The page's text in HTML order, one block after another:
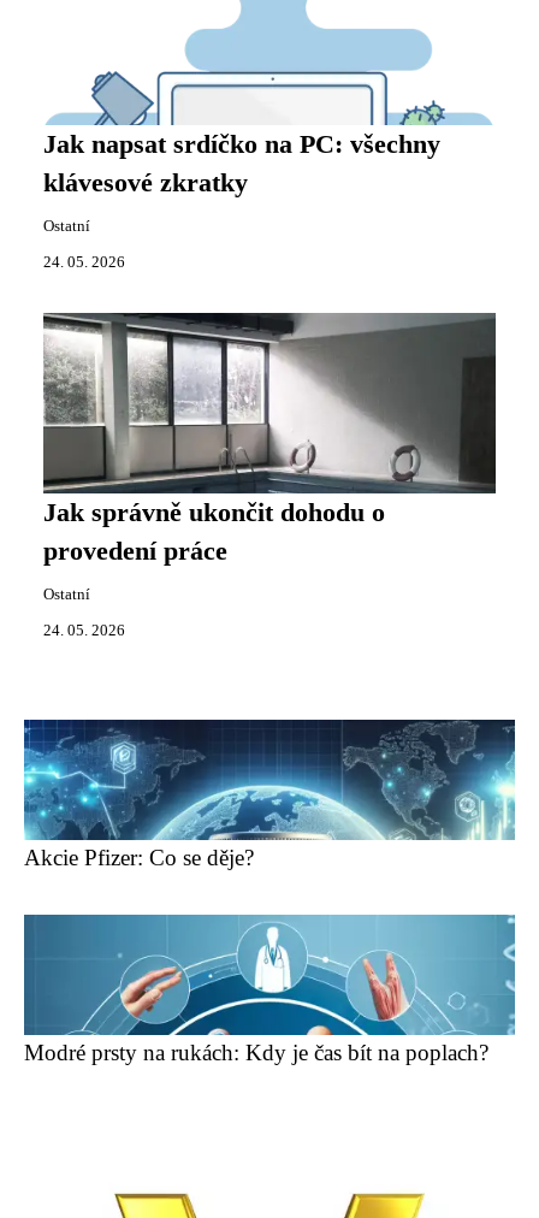
Jak napsat srdíčko na PC: všechny
klávesové zkratky
Ostatní
24. 05. 2026
Jak správně ukončit dohodu o
provedení práce
Ostatní
24. 05. 2026
Akcie Pfizer: Co se děje?
Modré prsty na rukách: Kdy je čas bít na poplach?